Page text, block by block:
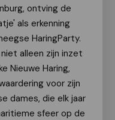
ontving de
als erkenning
HaringParty.
alleen zijn inzet
Nieuwe Haring,
voor zijn
dames, die elk jaar
sfeer op de